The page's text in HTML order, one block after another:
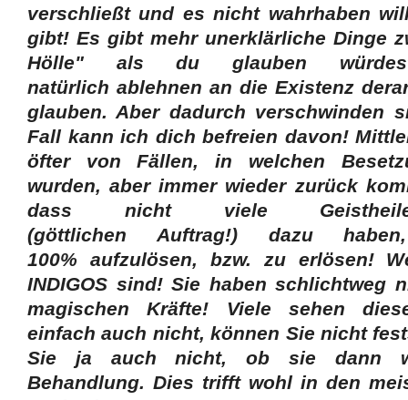
verschließt und es nicht wahrhaben
gibt! Es gibt mehr unerklärliche Dinge
Hölle" als du glauben
natürlich ablehnen an die Existenz
glauben. Aber dadurch verschwinden
Fall kann ich dich befreien davon!
öfter von Fällen, in welchen
wurden, aber immer wieder zurück
dass nicht viele
(göttlichen Auftrag!) dazu
100% aufzulösen, bzw. zu erlösen!
INDIGOS sind! Sie haben schlichtweg
magischen Kräfte! Viele sehen
einfach auch nicht, können Sie nicht
Sie ja auch nicht, ob sie dann
Behandlung. Dies trifft wohl in den